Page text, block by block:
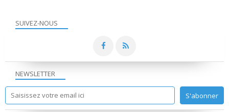
NEWSLETTER
SUIVEZ-NOUS